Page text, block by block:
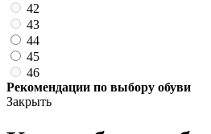
42
43
44
45
46
Рекомендации по выбору обуви
Закрыть